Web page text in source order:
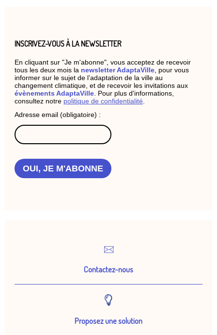
INSCRIVEZ-VOUS À LA NEWSLETTER
En cliquant sur "Je m'abonne", vous acceptez de recevoir
tous les deux mois la newsletter AdaptaVille , pour vous
informer sur le sujet de l’adaptation de la ville au
changement climatique, et de recevoir les invitations aux
évènements AdaptaVille . Pour plus d'informations,
consultez notre politique de confidentialité
Adresse email (obligatoire) :
OUI, JE M'ABONNE
Contactez-nous
Proposez une solution